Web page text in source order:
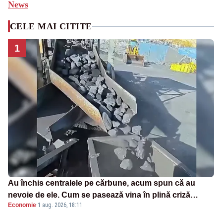
News
CELE MAI CITITE
1
Au închis centralele pe cărbune, acum spun că au
nevoie de ele. Cum se pasează vina în plină criză
energetică
Economie·1 aug. 2026, 18:11